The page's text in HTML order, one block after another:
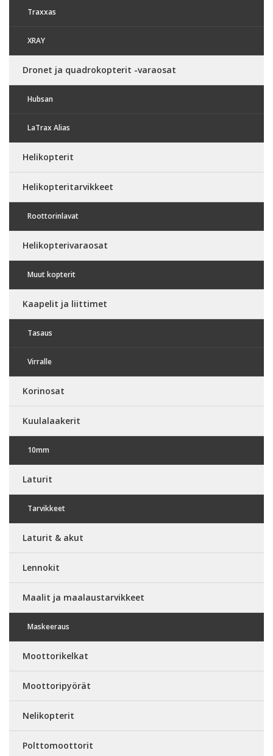
Traxxas
XRAY
Dronet ja quadrokopterit -varaosat
Hubsan
LaTrax Alias
Helikopterit
Helikopteritarvikkeet
Roottorinlavat
Helikopterivaraosat
Muut kopterit
Kaapelit ja liittimet
Tasaus
Virralle
Korinosat
Kuulalaakerit
10mm
Laturit
Tarvikkeet
Laturit & akut
Lennokit
Maalit ja maalaustarvikkeet
Maskeeraus
Moottorikelkat
Moottoripyörät
Nelikopterit
Polttomoottorit